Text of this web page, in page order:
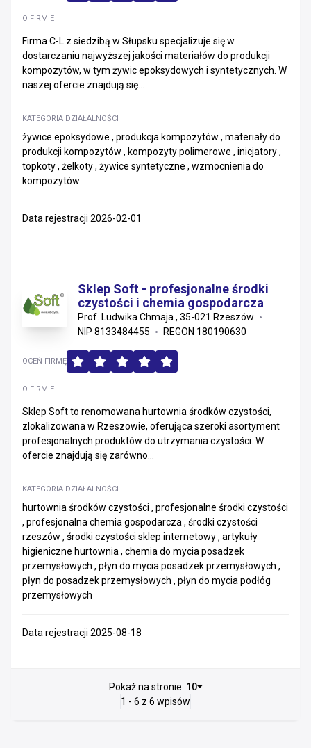
O FIRMIE
Firma C-L z siedzibą w Słupsku specjalizuje się w
dostarczaniu najwyższej jakości materiałów do produkcji
kompozytów, w tym żywic epoksydowych i syntetycznych. W
naszej ofercie znajdują się...
KATEGORIA DZIAŁALNOŚCI
żywice epoksydowe , produkcja kompozytów , materiały do
produkcji kompozytów , kompozyty polimerowe , inicjatory ,
topkoty , żelkoty , żywice syntetyczne , wzmocnienia do
kompozytów
Data rejestracji 2026-02-01
Sklep Soft - profesjonalne środki
czystości i chemia gospodarcza
Prof. Ludwika Chmaja , 35-021 Rzeszów
NIP 8133484455
REGON 180190630
O FIRMIE
Sklep Soft to renomowana hurtownia środków czystości,
zlokalizowana w Rzeszowie, oferująca szeroki asortyment
profesjonalnych produktów do utrzymania czystości. W
ofercie znajdują się zarówno...
KATEGORIA DZIAŁALNOŚCI
hurtownia środków czystości , profesjonalne środki czystości
, profesjonalna chemia gospodarcza , środki czystości
rzeszów , środki czystości sklep internetowy , artykuły
higieniczne hurtownia , chemia do mycia posadzek
przemysłowych , płyn do mycia posadzek przemysłowych ,
płyn do posadzek przemysłowych , płyn do mycia podłóg
przemysłowych
OCEŃ FIRMĘ
Data rejestracji 2025-08-18
Pokaż na stronie: 10
1 - 6 z 6 wpisów